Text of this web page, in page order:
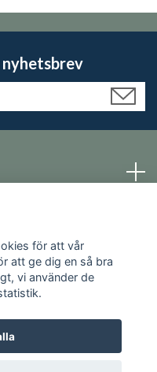
för att vår
att ge dig en så bra
vi använder de